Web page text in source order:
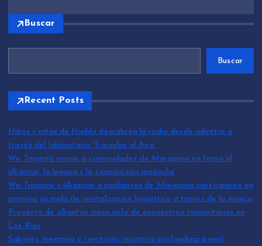
Buscar
Buscar
Recent Posts
Niños y niñas de Niebla descubren la radio desde adentro a
través del laboratorio “Escuelas al Aire”
We Tripantü reunió a comunidades de Mariquina en torno al
ülkantun, la lengua y la cosmovisión mapuche
We Tripantü y ülkantun: estudiantes de Mariquina participaron en
primera jornada de revitalización lingüística a través de la música
Proyecto de ülkantun inicia ciclo de encuentros comunitarios en
Los Ríos
Saberes, memoria y territorio: iniciativa profundizará enel